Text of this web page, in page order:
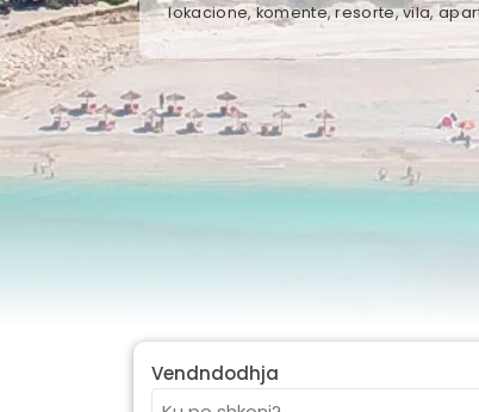
lokacione, komente, resorte, vila,
Vendndodhja